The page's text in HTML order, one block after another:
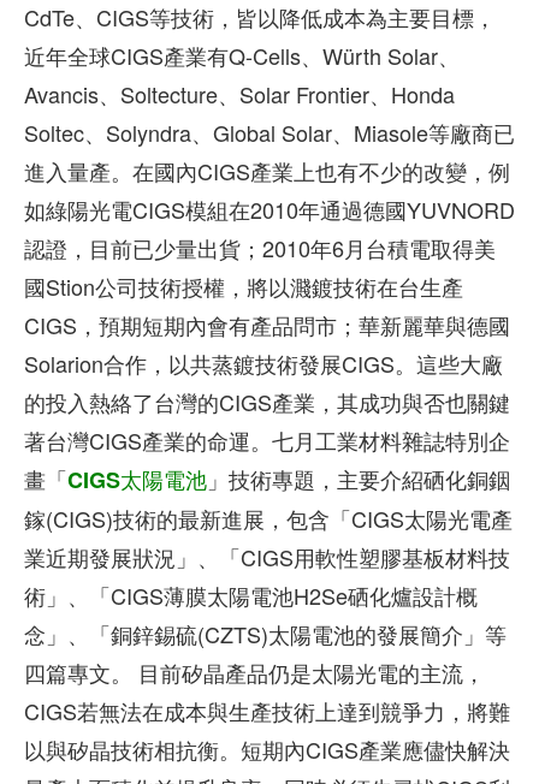
CdTe、CIGS等技術，皆以降低成本為主要目標，
近年全球CIGS產業有Q-Cells、Würth Solar、
Avancis、Soltecture、Solar Frontier、Honda
Soltec、Solyndra、Global Solar、Miasole等廠商已
進入量產。在國內CIGS產業上也有不少的改變，例
如綠陽光電CIGS模組在2010年通過德國YUVNORD
認證，目前已少量出貨；2010年6月台積電取得美
國Stion公司技術授權，將以濺鍍技術在台生產
CIGS，預期短期內會有產品問市；華新麗華與德國
Solarion合作，以共蒸鍍技術發展CIGS。這些大廠
的投入熱絡了台灣的CIGS產業，其成功與否也關鍵
著台灣CIGS產業的命運。七月工業材料雜誌特別企
畫「CIGS太陽電池 」技術專題，主要介紹硒化銅銦
鎵(CIGS)技術的最新進展，包含「CIGS太陽光電產
業近期發展狀況」、「CIGS用軟性塑膠基板材料技
術」、「CIGS薄膜太陽電池H2Se硒化爐設計概
念」、「銅鋅錫硫(CZTS)太陽電池的發展簡介」等
四篇專文。 目前矽晶產品仍是太陽光電的主流，
CIGS若無法在成本與生產技術上達到競爭力，將難
以與矽晶技術相抗衡。短期內CIGS產業應儘快解決